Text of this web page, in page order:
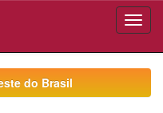
do Brasil